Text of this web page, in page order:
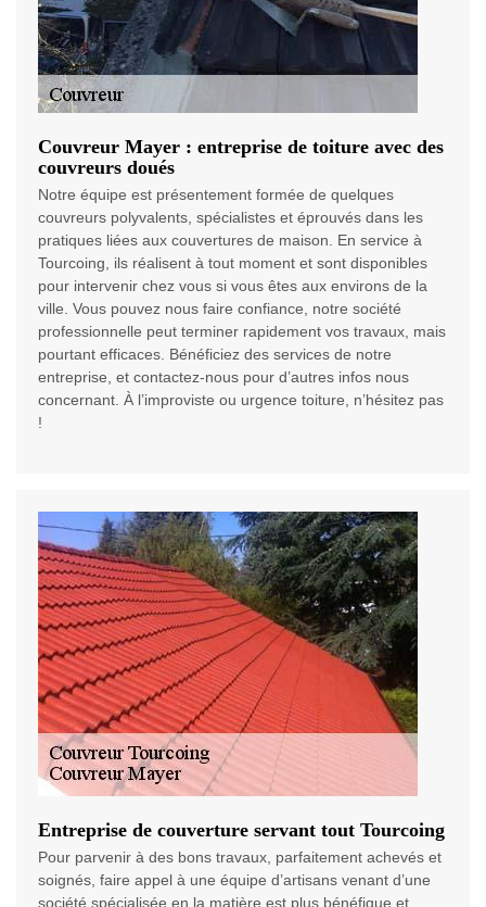
Couvreur Mayer : entreprise de toiture avec des
couvreurs doués
Notre équipe est présentement formée de quelques
couvreurs polyvalents, spécialistes et éprouvés dans les
pratiques liées aux couvertures de maison. En service à
Tourcoing, ils réalisent à tout moment et sont disponibles
pour intervenir chez vous si vous êtes aux environs de la
ville. Vous pouvez nous faire confiance, notre société
professionnelle peut terminer rapidement vos travaux, mais
pourtant efficaces. Bénéficiez des services de notre
entreprise, et contactez-nous pour d’autres infos nous
concernant. À l’improviste ou urgence toiture, n’hésitez pas
!
Entreprise de couverture servant tout Tourcoing
Pour parvenir à des bons travaux, parfaitement achevés et
soignés, faire appel à une équipe d’artisans venant d’une
société spécialisée en la matière est plus bénéfique et